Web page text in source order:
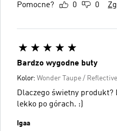
Pomocne? 0 0
Bardzo wygodne buty
Kolor: Wonder Taupe /
Dlaczego świetny produkt? Dlatego, że idzie się w nich
lekko po górach. :)
Igaa